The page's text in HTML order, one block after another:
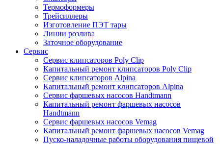
Термоформеры
Трейсиллеры
Изготовление ПЭТ тары
Линии розлива
Заточное оборудование
Сервис
Сервис клипсаторов Poly Clip
Капитальный ремонт клипсаторов Poly Clip
Сервис клипсаторов Alpina
Капитальный ремонт клипсаторов Alpina
Сервис фаршевых насосов Handtmann
Капитальный ремонт фаршевых насосов
Handtmann
Сервис фаршевых насосов Vemag
Капитальный ремонт фаршевых насосов Vemag
Пуско-наладочные работы оборудования пищевой